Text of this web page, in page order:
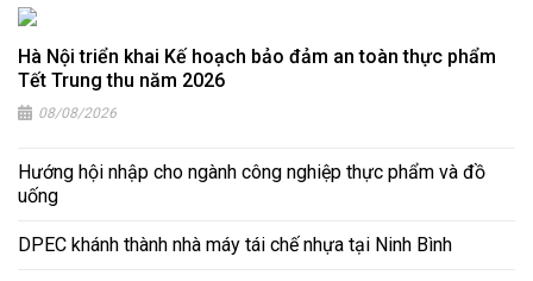
Hà Nội triển khai Kế hoạch bảo đảm an toàn thực phẩm
Tết Trung thu năm 2026
08/08/2026
Hướng hội nhập cho ngành công nghiệp thực phẩm và đồ
uống
DPEC khánh thành nhà máy tái chế nhựa tại Ninh Bình